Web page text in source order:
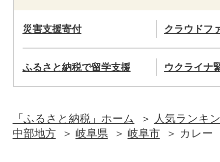
災害支援寄付 クラウドフ
ふるさと納税で留学支援 ウクライナ
「ふるさと納税」ホーム
人気ランキ
中部地方
岐阜県 岐阜市 カレー